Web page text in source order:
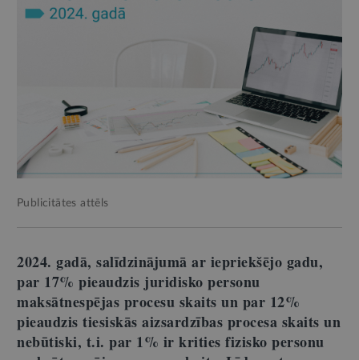
Publicitātes attēls
2024. gadā, salīdzinājumā ar iepriekšējo gadu,
par 17% pieaudzis juridisko personu
maksātnespējas procesu skaits un par 12%
pieaudzis tiesiskās aizsardzības procesa skaits un
nebūtiski, t.i. par 1% ir krities fizisko personu